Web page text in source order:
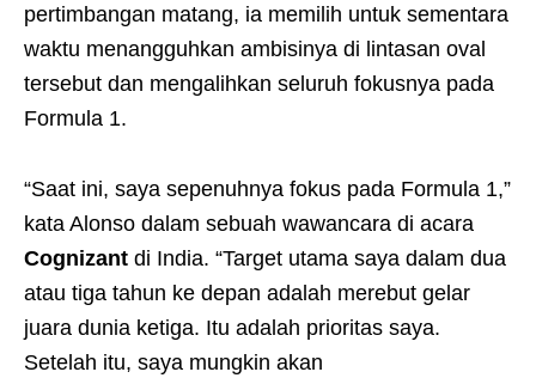
pertimbangan matang, ia memilih untuk sementara
waktu menangguhkan ambisinya di lintasan oval
tersebut dan mengalihkan seluruh fokusnya pada
Formula 1.
“Saat ini, saya sepenuhnya fokus pada Formula 1,”
kata Alonso dalam sebuah wawancara di acara
Cognizant di India. “Target utama saya dalam dua
atau tiga tahun ke depan adalah merebut gelar
juara dunia ketiga. Itu adalah prioritas saya.
Setelah itu, saya mungkin akan